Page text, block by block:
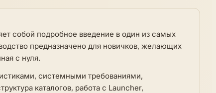
собой подробное введение в один из самых
предназначено для новичков, желающих
с нуля.
системными требованиями,
каталогов, работа с Launcher,